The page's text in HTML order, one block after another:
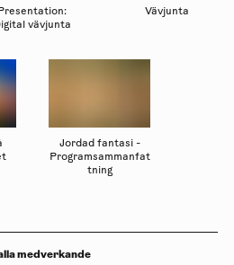
vävjunta
Vävjunta
Jordad fantasi -
Programsammanfat
tning
medverkande